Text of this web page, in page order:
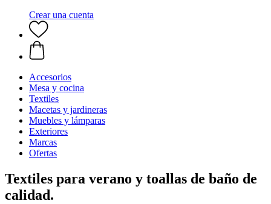
Crear una cuenta
Accesorios
Mesa y cocina
Textiles
Macetas y jardineras
Muebles y lámparas
Exteriores
Marcas
Ofertas
Textiles para verano y toallas de baño de
calidad.